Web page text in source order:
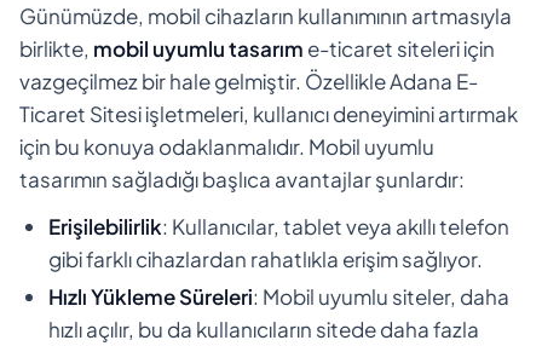
Günümüzde, mobil cihazların kullanımının artmasıyla
birlikte, mobil uyumlu tasarım e-ticaret siteleri için
vazgeçilmez bir hale gelmiştir. Özellikle Adana E-
Ticaret Sitesi işletmeleri, kullanıcı deneyimini artırmak
için bu konuya odaklanmalıdır. Mobil uyumlu
tasarımın sağladığı başlıca avantajlar şunlardır:
Erişilebilirlik: Kullanıcılar, tablet veya akıllı telefon
gibi farklı cihazlardan rahatlıkla erişim sağlıyor.
Hızlı Yükleme Süreleri: Mobil uyumlu siteler, daha
hızlı açılır, bu da kullanıcıların sitede daha fazla